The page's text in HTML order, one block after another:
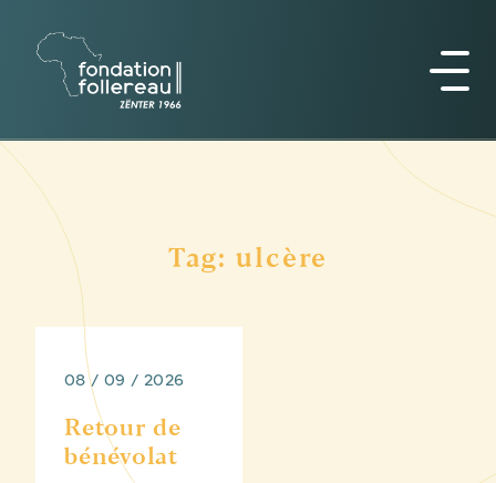
Tag: ulcère
08 / 09 / 2026
Retour de
bénévolat